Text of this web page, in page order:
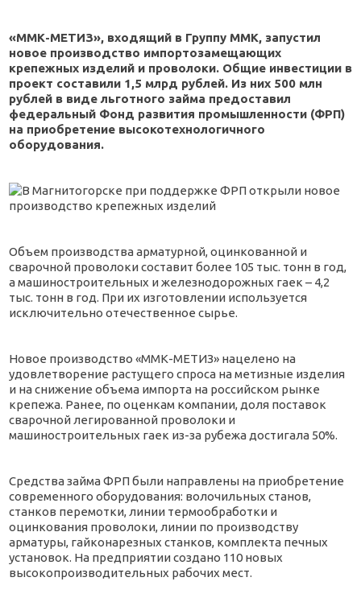
«ММК-МЕТИЗ», входящий в Группу ММК, запустил
новое производство импортозамещающих
крепежных изделий и проволоки. Общие инвестиции в
проект составили 1,5 млрд рублей. Из них 500 млн
рублей в виде льготного займа предоставил
федеральный Фонд развития промышленности (ФРП)
на приобретение высокотехнологичного
оборудования.
Объем производства арматурной, оцинкованной и
сварочной проволоки составит более 105 тыс. тонн в год,
а машиностроительных и железнодорожных гаек – 4,2
тыс. тонн в год. При их изготовлении используется
исключительно отечественное сырье.
Новое производство «ММК-МЕТИЗ» нацелено на
удовлетворение растущего спроса на метизные изделия
и на снижение объема импорта на российском рынке
крепежа. Ранее, по оценкам компании, доля поставок
сварочной легированной проволоки и
машиностроительных гаек из-за рубежа достигала 50%.
Средства займа ФРП были направлены на приобретение
современного оборудования: волочильных станов,
станков перемотки, линии термообработки и
оцинкования проволоки, линии по производству
арматуры, гайконарезных станков, комплекта печных
установок. На предприятии создано 110 новых
высокопроизводительных рабочих мест.